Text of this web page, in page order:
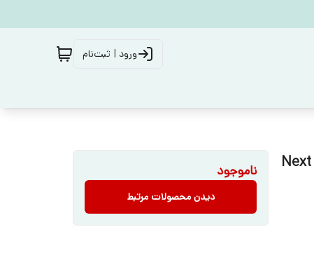
ورود | ثبت‌نام
بادی آستین کوتاه نخ پنبه دخترانه و پسرانه رنگ سفید برند Next
ناموجود
دیدن محصولات مرتبط